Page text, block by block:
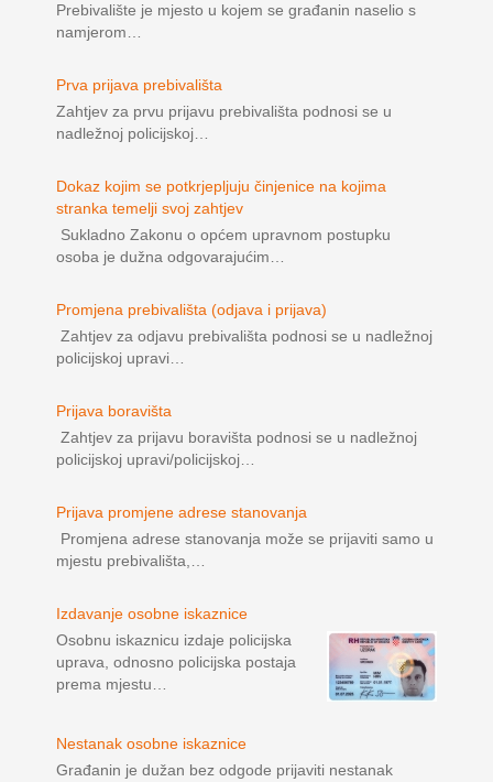
Prebivalište je mjesto u kojem se građanin naselio s
namjerom…
Prva prijava prebivališta
Zahtjev za prvu prijavu prebivališta podnosi se u
nadležnoj policijskoj…
Dokaz kojim se potkrjepljuju činjenice na kojima
stranka temelji svoj zahtjev
Sukladno Zakonu o općem upravnom postupku
osoba je dužna odgovarajućim…
Promjena prebivališta (odjava i prijava)
Zahtjev za odjavu prebivališta podnosi se u nadležnoj
policijskoj upravi…
Prijava boravišta
Zahtjev za prijavu boravišta podnosi se u nadležnoj
policijskoj upravi/policijskoj…
Prijava promjene adrese stanovanja
Promjena adrese stanovanja može se prijaviti samo u
mjestu prebivališta,…
Izdavanje osobne iskaznice
Osobnu iskaznicu izdaje policijska
uprava, odnosno policijska postaja
prema mjestu…
Nestanak osobne iskaznice
Građanin je dužan bez odgode prijaviti nestanak